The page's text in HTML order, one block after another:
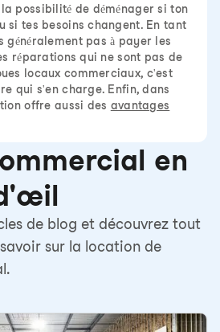
possibilité de déménager si ton
si tes besoins changent. En tant
généralement pas à payer les
réparations qui ne sont pas de
locaux commerciaux, c'est
qui s'en charge. Enfin, dans
offre aussi des avantages
en
de blog et découvrez tout
sur la location de